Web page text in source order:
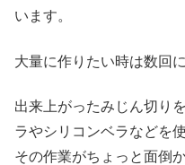
います。
大量に作りたい時は数回
出来上がったみじん切り
ラやシリコンベラなどを
その作業がちょっと面倒